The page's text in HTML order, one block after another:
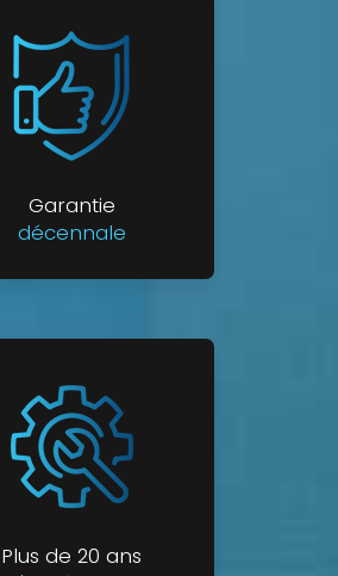
Garantie
décennale
Plus de 20 ans